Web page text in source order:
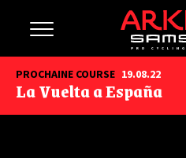
PROCHAINE COURSE 19.08.22
La Vuelta a España